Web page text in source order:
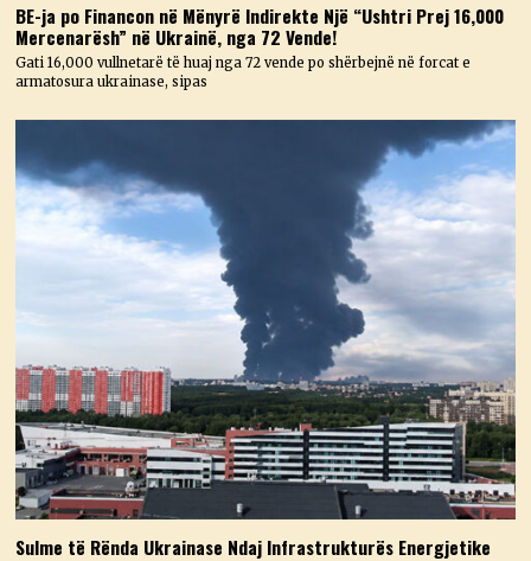
BE-ja po Financon në Mënyrë Indirekte Një “Ushtri Prej 16,000
Mercenarësh” në Ukrainë, nga 72 Vende!
Gati 16,000 vullnetarë të huaj nga 72 vende po shërbejnë në forcat e
armatosura ukrainase, sipas
Sulme të Rënda Ukrainase Ndaj Infrastrukturës Energjetike